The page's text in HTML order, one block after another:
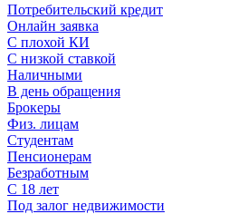
Потребительский кредит
Онлайн заявка
С плохой КИ
С низкой ставкой
Наличными
В день обращения
Брокеры
Физ. лицам
Студентам
Пенсионерам
Безработным
С 18 лет
Под залог недвижимости